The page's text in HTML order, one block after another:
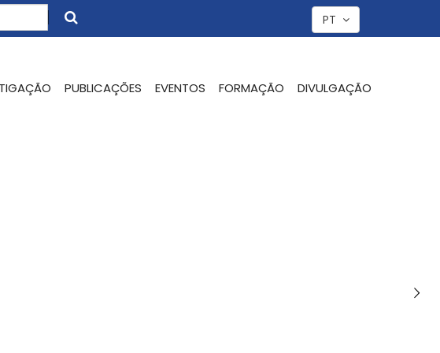
PT
PUBLICAÇÕES EVENTOS FORMAÇÃO DIVULGAÇÃO